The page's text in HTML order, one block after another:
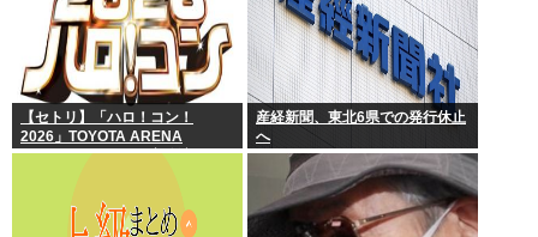
【セトリ】「ハロ！コン！
2026」TOYOTA ARENA
TOKYO 8月8日昼・夜公演セッ
産経新聞、東北6県での発行休止
へ